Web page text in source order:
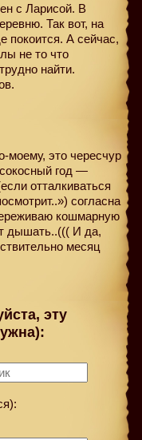
с Ларисой. В
Так вот, на
покоится. А сейчас,
не то что
найти.
моему, это чересчур
год —
отталкиваться
согласна
кошмарную
дышать..((( И да,
месяц
эту